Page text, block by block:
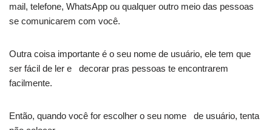
mail, telefone, WhatsApp ou qualquer outro meio das pessoas
se comunicarem com você.
Outra coisa importante é o seu nome de usuário, ele tem que
ser fácil de ler e decorar pras pessoas te encontrarem
facilmente.
Então, quando você for escolher o seu nome de usuário, tenta